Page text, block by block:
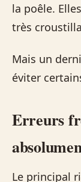
la poêle.
très
Mais un
éviter
Erreurs
Le principal